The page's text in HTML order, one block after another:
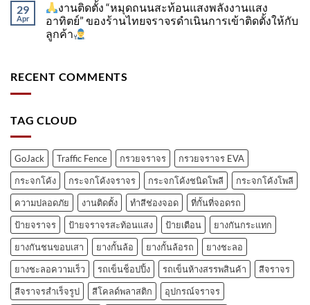
29
Apr
งานติดตั้ง “หมุดถนนสะท้อนแสงพลังงานแสง
อาทิตย์” ของร้านไทยจราจรดำเนินการเข้าติดตั้ง​ให้กับ
ลูกค้า
RECENT COMMENTS
TAG CLOUD
GoJack Traffic Fence กรวยจราจร
กรวยจราจร EVA
กระจกโค้ง
กระจกโค้งจราจร กระจกโค้งชนิดโพลี
กระจกโค้งโพลี
ความปลอดภัย
งานติดตั้ง ทำสีช่องจอด
ที่กั้นที่จอดรถ
ป้ายจราจร
ป้ายจราจรสะท้อนแสง ป้ายเตือน
ยางกันกระแทก
ยางกันชนขอบเสา
ยางกั้นล้อ ยางกั้นล้อรถ
ยางชะลอ
ยางชะลอความเร็ว
รถเข็นช็อปปิ้ง รถเข็นห้างสรรพสินค้า
สีจราจร
สีจราจรสำเร็จรูป
สีโคลด์พลาสติก
อุปกรณ์จราจร